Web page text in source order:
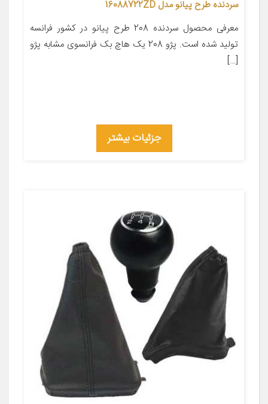
سردنده طرح پیانو مدل 16088722ZD
معرفی محصول سردنده 208 طرح پیانو در کشور فرانسه
تولید شده است. پژو 208 یک هاچ بک فرانسوی مشابه پژو
[…]
جزئیات بیشتر